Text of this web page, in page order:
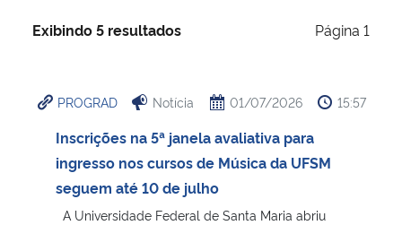
Ministério da Cidadania
Ministério da Saúde
Ministério de Minas e Energia
Exibindo 5 resultados Página 1
PROGRAD Notícia 01/07/2026 15:57
Inscrições na 5ª janela avaliativa para
ingresso nos cursos de Música da UFSM
seguem até 10 de julho
A Universidade Federal de Santa Maria abriu